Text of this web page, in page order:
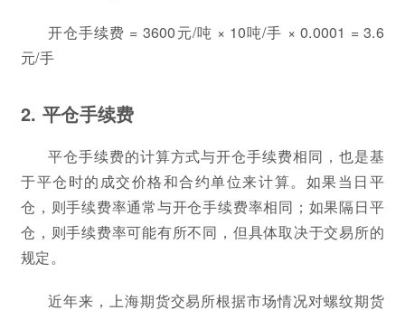
开仓手续费 = 3600元/吨 × 10吨/手 × 0.0001 = 3.6
元/手
2. 平仓手续费
平仓手续费的计算方式与开仓手续费相同，也是基
于平仓时的成交价格和合约单位来计算。如果当日平
仓，则手续费率通常与开仓手续费率相同；如果隔日平
仓，则手续费率可能有所不同，但具体取决于交易所的
规定。
近年来，上海期货交易所根据市场情况对螺纹期货